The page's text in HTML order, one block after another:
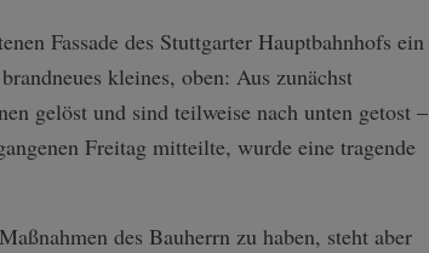
Fassade des Stuttgarter Hauptbahnhofs ein
kleines, oben: Aus zunächst
gelöst und sind teilweise nach unten getost –
Freitag mitteilte, wurde eine tragende
des Bauherrn zu haben, steht aber